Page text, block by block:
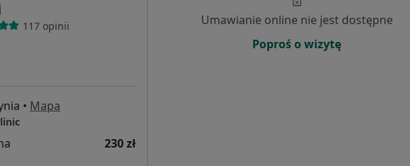
117 opinii
• Mapa
230 zł
Umawianie online nie jest dostępne
Poproś o wizytę